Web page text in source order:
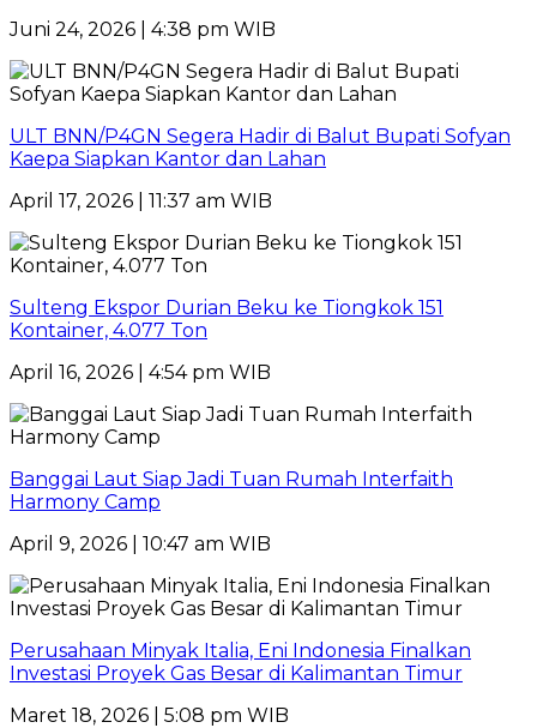
Juni 24, 2026 | 4:38 pm WIB
ULT BNN/P4GN Segera Hadir di Balut Bupati Sofyan
Kaepa Siapkan Kantor dan Lahan
April 17, 2026 | 11:37 am WIB
Sulteng Ekspor Durian Beku ke Tiongkok 151
Kontainer, 4.077 Ton
April 16, 2026 | 4:54 pm WIB
Banggai Laut Siap Jadi Tuan Rumah Interfaith
Harmony Camp
April 9, 2026 | 10:47 am WIB
Perusahaan Minyak Italia, Eni Indonesia Finalkan
Investasi Proyek Gas Besar di Kalimantan Timur
Maret 18, 2026 | 5:08 pm WIB